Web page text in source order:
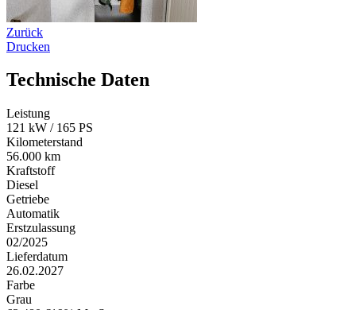
Zurück
Drucken
Technische Daten
Leistung
121 kW / 165 PS
Kilometerstand
56.000 km
Kraftstoff
Diesel
Getriebe
Automatik
Erstzulassung
02/2025
Lieferdatum
26.02.2027
Farbe
Grau